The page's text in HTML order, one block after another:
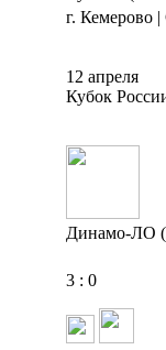
г. Кемерово
12 апреля
Кубок
Динамо-ЛО
3 : 0